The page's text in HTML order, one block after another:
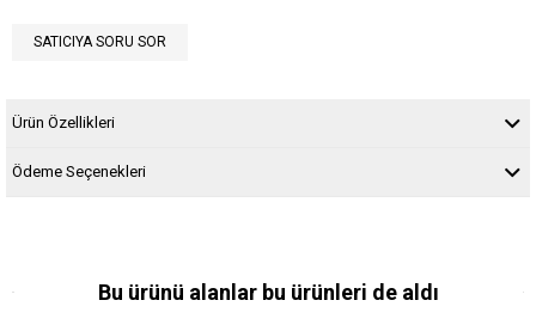
SATICIYA SORU SOR
Ürün Özellikleri
Ödeme Seçenekleri
Bu ürünü alanlar bu ürünleri de aldı